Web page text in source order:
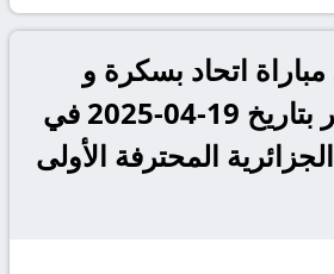
اتحاد بسكرة و
مولودية الجزائر بتاريخ 19-04-2025 في
المحترفة الأولى